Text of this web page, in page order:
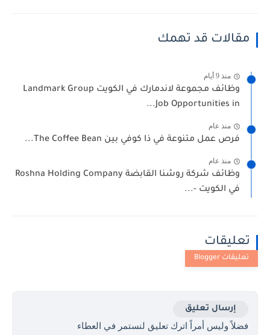
مقالات قد تهمك
منذ 9 أيام
وظائف مجموعة لاندمارك في الكويت Landmark Group
Job Opportunities in...
منذ عام
فرص عمل متنوعة في ذا كوفي بين The Coffee Bean...
منذ عام
وظائف شركة روشنا القابضة Roshna Holding Company
في الكويت -...
تعليقات
إرسال تعليق
فضلاً وليس أمراً اترك تعليق لنستمر في العطاء